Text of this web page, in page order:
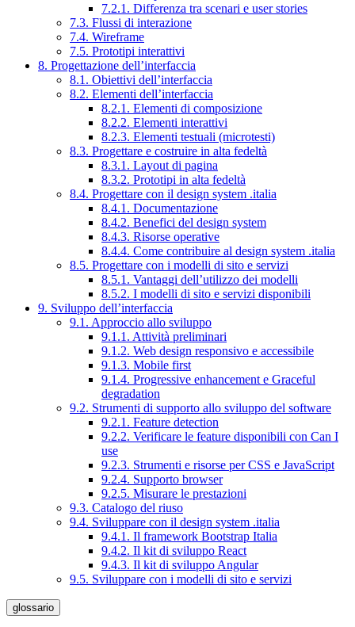
7.2.1. Differenza tra scenari e user stories
7.3. Flussi di interazione
7.4. Wireframe
7.5. Prototipi interattivi
8. Progettazione dell’interfaccia
8.1. Obiettivi dell’interfaccia
8.2. Elementi dell’interfaccia
8.2.1. Elementi di composizione
8.2.2. Elementi interattivi
8.2.3. Elementi testuali (microtesti)
8.3. Progettare e costruire in alta fedeltà
8.3.1. Layout di pagina
8.3.2. Prototipi in alta fedeltà
8.4. Progettare con il design system .italia
8.4.1. Documentazione
8.4.2. Benefici del design system
8.4.3. Risorse operative
8.4.4. Come contribuire al design system .italia
8.5. Progettare con i modelli di sito e servizi
8.5.1. Vantaggi dell’utilizzo dei modelli
8.5.2. I modelli di sito e servizi disponibili
9. Sviluppo dell’interfaccia
9.1. Approccio allo sviluppo
9.1.1. Attività preliminari
9.1.2. Web design responsivo e accessibile
9.1.3. Mobile first
9.1.4. Progressive enhancement e Graceful
degradation
9.2. Strumenti di supporto allo sviluppo del software
9.2.1. Feature detection
9.2.2. Verificare le feature disponibili con Can I
use
9.2.3. Strumenti e risorse per CSS e JavaScript
9.2.4. Supporto browser
9.2.5. Misurare le prestazioni
9.3. Catalogo del riuso
9.4. Sviluppare con il design system .italia
9.4.1. Il framework Bootstrap Italia
9.4.2. Il kit di sviluppo React
9.4.3. Il kit di sviluppo Angular
9.5. Sviluppare con i modelli di sito e servizi
glossario